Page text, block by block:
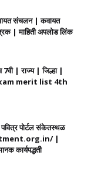
संचलन | कवायत
| माहिती अपलोड लिंक
व 7वी | राज्य | जिल्हा |
exam merit list 4th
पवित्र पोर्टल संकेतस्थळ
|
कार्यपद्धती